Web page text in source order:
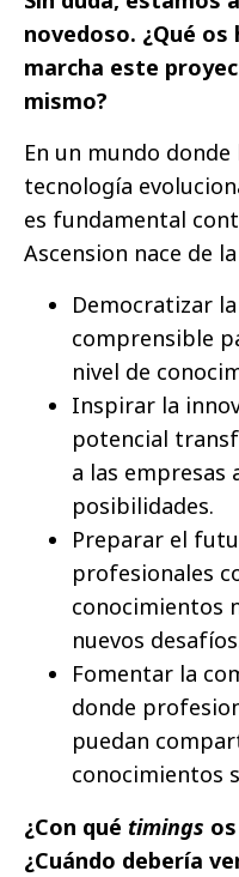
novedoso. ¿Qué
marcha este
mismo?
En un mundo
tecnología
es fundamental
Ascension nace de
Democratizar
comprensible
nivel de
Inspirar la
potencial
a las empresas
posibilidades.
Preparar el
profesionales
conocimientos
nuevos
Fomentar la
donde
puedan
conocimientos
¿Con qué timings
¿Cuándo debería